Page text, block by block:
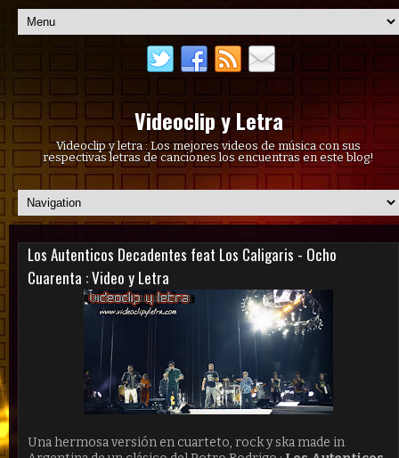
Videoclip y Letra
Videoclip y letra : Los mejores videos de música con sus
respectivas letras de canciones los encuentras en este blog!
Los Autenticos Decadentes feat Los Caligaris - Ocho
Cuarenta : Video y Letra
Una hermosa versión en cuarteto, rock y ska made in